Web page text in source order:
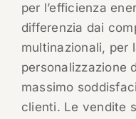
per l’efficienza
differenzia dai
multinazionali, per
personalizzazione
massimo
clienti. Le vendite